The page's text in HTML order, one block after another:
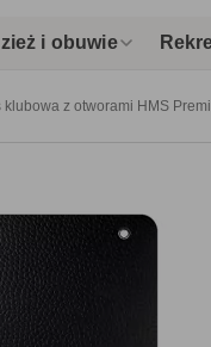
i obuwie
klubowa z otworami HMS